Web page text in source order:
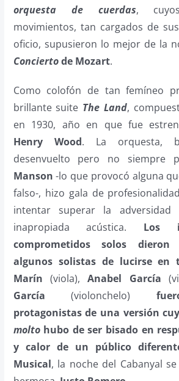
orquesta de cuerdas,
movimientos, tan cargados de
oficio, supusieron lo mejor de la
Conciertode Mozart.
Como colofón de tan femíneo
brillante suite The Land,
en 1930, año en que fue
Henry Wood. La orquesta,
desenvuelto pero no siempre
Manson -lo que provocó alguna
falso-, hizo gala de
intentar superar la adversidad
inapropiada acústica. Los
comprometidos solos
algunos solistas de lucirse en
Marín (viola),Anabel García
García (violonchelo)
protagonistas de una versión
moltohubo de ser bisado en
y calor de un público
Musical, la noche del Cabanyal